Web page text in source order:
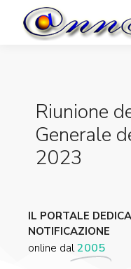
Riunione
Generale
2023
IL PORTALE
NOTIFICAZIONE
online dal2005